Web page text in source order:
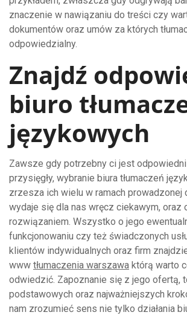
znaczenie w nawiązaniu do treści czy
dokumentów oraz umów za których
odpowiedzialny.
Znajdź
biuro
językowych
Zawsze gdy potrzebny ci jest odpowiedni
przysięgły, wybranie biura tłumaczeń
zrzesza ich wielu w ramach prowadzonej
wydaje się dla nas wręcz ciekawym, oraz
rozwiązaniem. Wszystko o jego
funkcjonowaniu czy też świadczonych
klientów indywidualnych oraz firm
www tłumaczenia warszawa którą warto
odwiedzić. Zapoznanie się z jego ofertą,
podstawowych oraz najważniejszych
nam zrozumieć sens nie tylko działania